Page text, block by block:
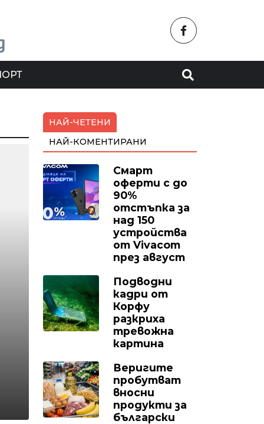
НАЙ-ЧЕТЕНИ
НАЙ-КОМЕНТИРАНИ
Смарт
оферти с до
90%
отстъпка за
над 150
устройства
от Vivacom
през август
Подводни
кадри от
Корфу
разкриха
тревожна
картина
Веригите
пробутват
вносни
продукти за
български